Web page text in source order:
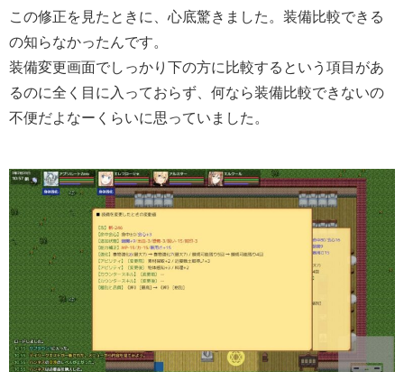
この修正を見たときに、心底驚きました。装備比較できる
の知らなかったんです。
装備変更画面でしっかり下の方に比較するという項目があ
るのに全く目に入っておらず、何なら装備比較できないの
不便だよなーくらいに思っていました。